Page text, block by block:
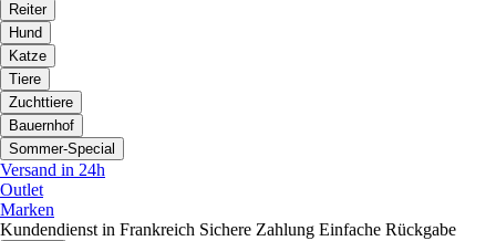
Reiter
Hund
Katze
Tiere
Zuchttiere
Bauernhof
Sommer-Special
Versand in 24h
Outlet
Marken
Kundendienst in Frankreich Sichere Zahlung Einfache Rückgabe